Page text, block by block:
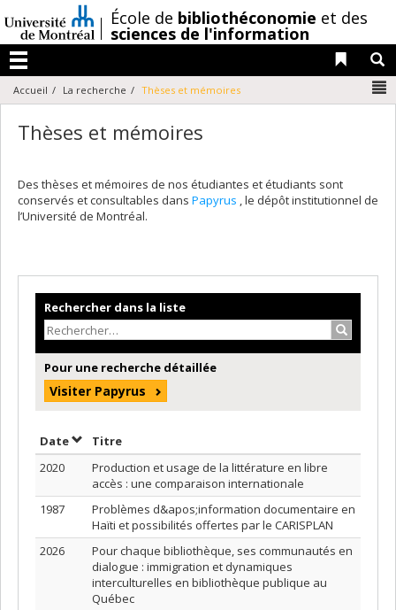
au
contenu
/École de bibliothéconomie et des
sciences de l'information
Menu
Liens
Accueil La recherche Thèses et mémoires
Thèses et mémoires
Des thèses et mémoires de nos étudiantes et étudiants sont
conservés et consultables dans Papyrus , le dépôt institutionnel de
l’Université de Montréal.
Rechercher dans la liste
Pour une recherche détaillée
Visiter Papyrus
DateTrier par date en ordre décroissant
Titre
2020
Production et usage de la littérature en libre
accès : une comparaison internationale
1987
Problèmes d&apos;information documentaire en
Haïti et possibilités offertes par le CARISPLAN
2026
Pour chaque bibliothèque, ses communautés en
dialogue : immigration et dynamiques
interculturelles en bibliothèque publique au
Québec